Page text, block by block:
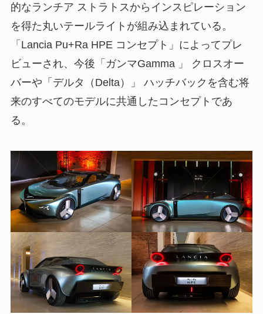
的なランチア ストラトスからインスピレーション
を得た丸いテールライトが組み込まれている。
「Lancia Pu+Ra HPE コンセプト」によってプレ
ビューされ、今後「ガンマGamma 」 クロスオー
バーや「デルタ（Delta）」 ハッチバックを含む将
来のすべてのモデルに共通したコンセプトであ
る。